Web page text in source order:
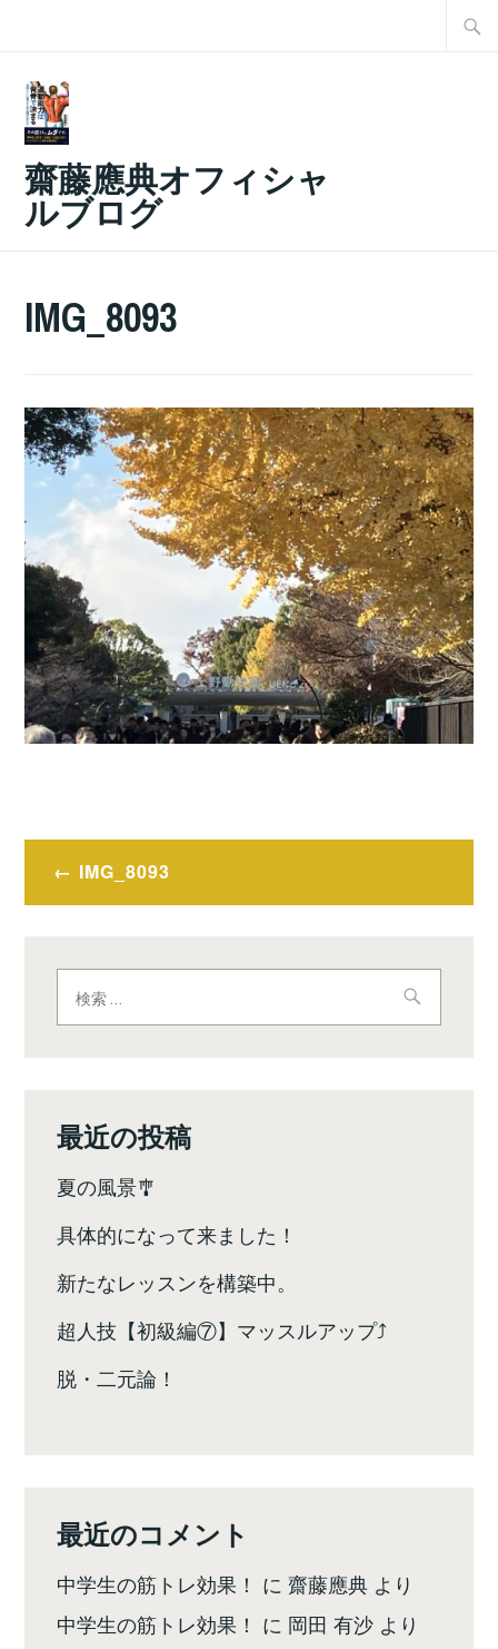
齋藤應典オフィシャ
ルブログ
IMG_8093
投
稿
ビ
ゲ
ョ
ン
IMG_8093
索:
最近の投稿
夏の風景🎐
具体的になって来ました！
新たなレッスンを構築中。
超人技【初級編⑦】マッスルアップ⤴️
脱・二元論！
最近のコメント
中学生の筋トレ効果！ に齋藤應典 より
中学生の筋トレ効果！ に 岡田 有沙 より